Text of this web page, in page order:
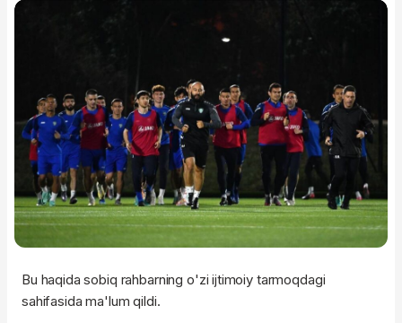
Bu haqida sobiq rahbarning o'zi ijtimoiy tarmoqdagi
sahifasida ma'lum qildi.